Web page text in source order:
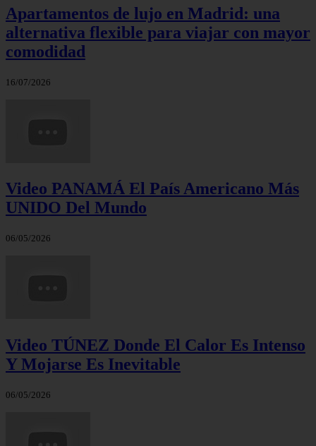
Apartamentos de lujo en Madrid: una
alternativa flexible para viajar con mayor
comodidad
16/07/2026
Video PANAMÁ El País Americano Más
UNIDO Del Mundo
06/05/2026
Video TÚNEZ Donde El Calor Es Intenso
Y Mojarse Es Inevitable
06/05/2026